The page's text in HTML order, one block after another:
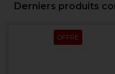
Derniers produits
OFFRE